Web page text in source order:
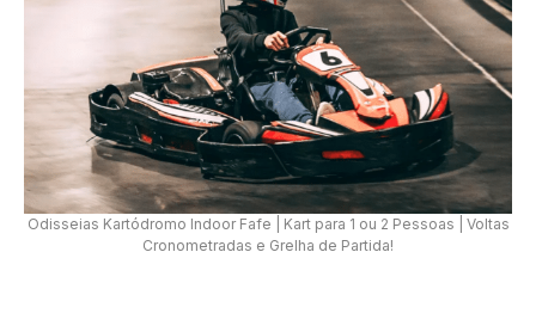
Odisseias Kartódromo Indoor Fafe | Kart para 1 ou 2 Pessoas | Voltas
Cronometradas e Grelha de Partida!